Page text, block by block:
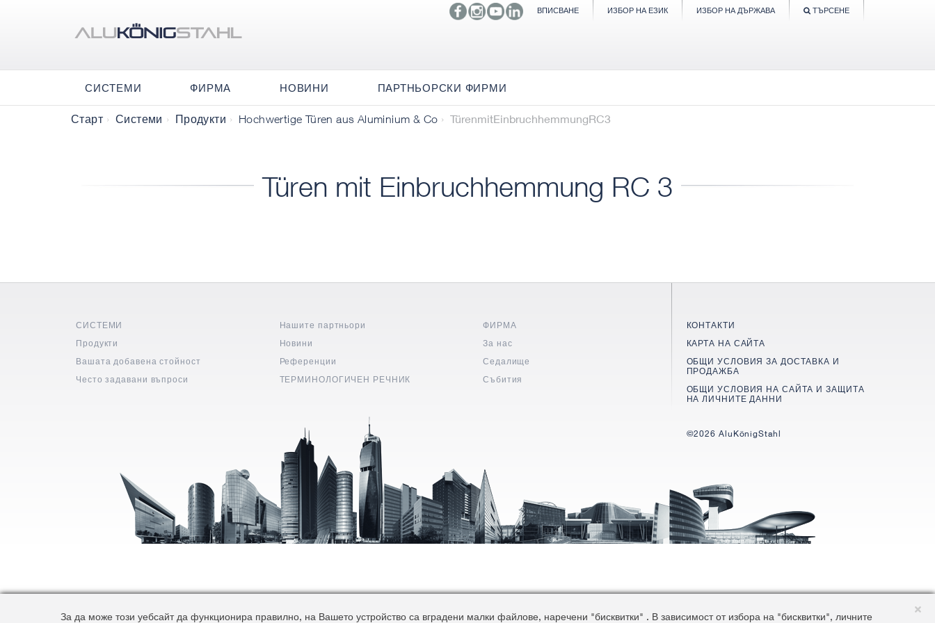
ВПИСВАНЕ ИЗБОР НА ЕЗИК ИЗБОР НА ДЪРЖАВА ТЪРСЕНЕ
СИСТЕМИ ФИРМА НОВИНИ ПАРТНЬОРСКИ ФИРМИ
Старт Системи Продукти Hochwertige Türen aus Aluminium & Co TürenmitEinbruchhemmungRC3
Türen mit Einbruchhemmung RC 3
СИСТЕМИ
Продукти
Вашата добавена стойност
Често задавани въпроси
Нашите партньори
Новини
Референции
ТЕРМИНОЛОГИЧЕН РЕЧНИК
ФИРМА
За нас
Седалище
Събития
КОНТАКТИ
КАРТА НА САЙТА
ОБЩИ УСЛОВИЯ ЗА ДОСТАВКА И
ПРОДАЖБА
ОБЩИ УСЛОВИЯ НА САЙТА И ЗАЩИТА
НА ЛИЧНИТЕ ДАННИ
©2026 AluKönigStahl
За да може този уебсайт да функционира правилно, на Вашето устройство са вградени малки файлове, наречени "бисквитки" . В зависимост от избора на "бисквитки", личните